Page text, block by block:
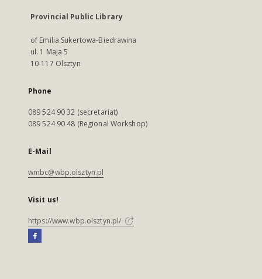
Provincial Public Library
of Emilia Sukertowa-Biedrawina
ul. 1 Maja 5
10-117 Olsztyn
Phone
089 524 90 32 (secretariat)
089 524 90 48 (Regional Workshop)
E-Mail
wmbc@wbp.olsztyn.pl
Visit us!
https://www.wbp.olsztyn.pl/